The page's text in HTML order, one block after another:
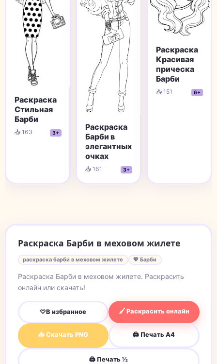
Раскраска
Стильная
Барби
📥 163 3+
Раскраска
Барби в
элегантных
очках
📥 161 3+
Раскраска
Красивая
прическа
Барби
📥 151 6+
Раскраска Барби в меховом жилете
раскраска барби в меховом жилете 💖 Барби
Раскраска Барби в меховом жилете. Раскрасить
онлайн или скачать!
♡В избранное 🖌 Раскрасить онлайн
📥 Скачать PNG 🖨 Печать A4
🖨 Печать ½